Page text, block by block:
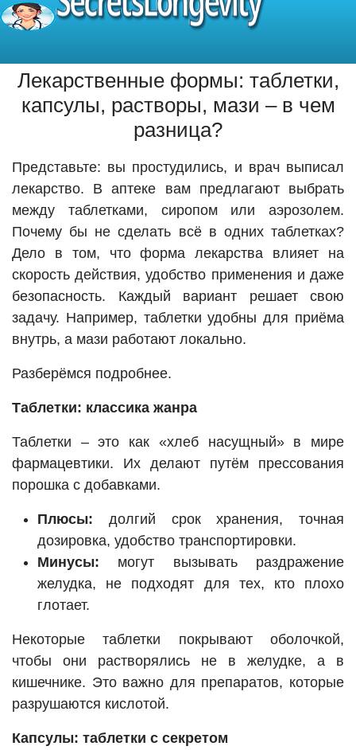
Лекарственные формы: таблетки,
капсулы, растворы, мази – в чем
разница?
Представьте: вы простудились, и врач выписал
лекарство. В аптеке вам предлагают выбрать
между таблетками, сиропом или аэрозолем.
Почему бы не сделать всё в одних таблетках?
Дело в том, что форма лекарства влияет на
скорость действия, удобство применения и даже
безопасность. Каждый вариант решает свою
задачу. Например, таблетки удобны для приёма
внутрь, а мази работают локально.
Разберёмся подробнее.
Таблетки: классика жанра
Таблетки – это как «хлеб насущный» в мире
фармацевтики. Их делают путём прессования
порошка с добавками.
Плюсы: долгий срок хранения, точная
дозировка, удобство транспортировки.
Минусы: могут вызывать раздражение
желудка, не подходят для тех, кто плохо
глотает.
Некоторые таблетки покрывают оболочкой,
чтобы они растворялись не в желудке, а в
кишечнике. Это важно для препаратов, которые
разрушаются кислотой.
Капсулы: таблетки с секретом